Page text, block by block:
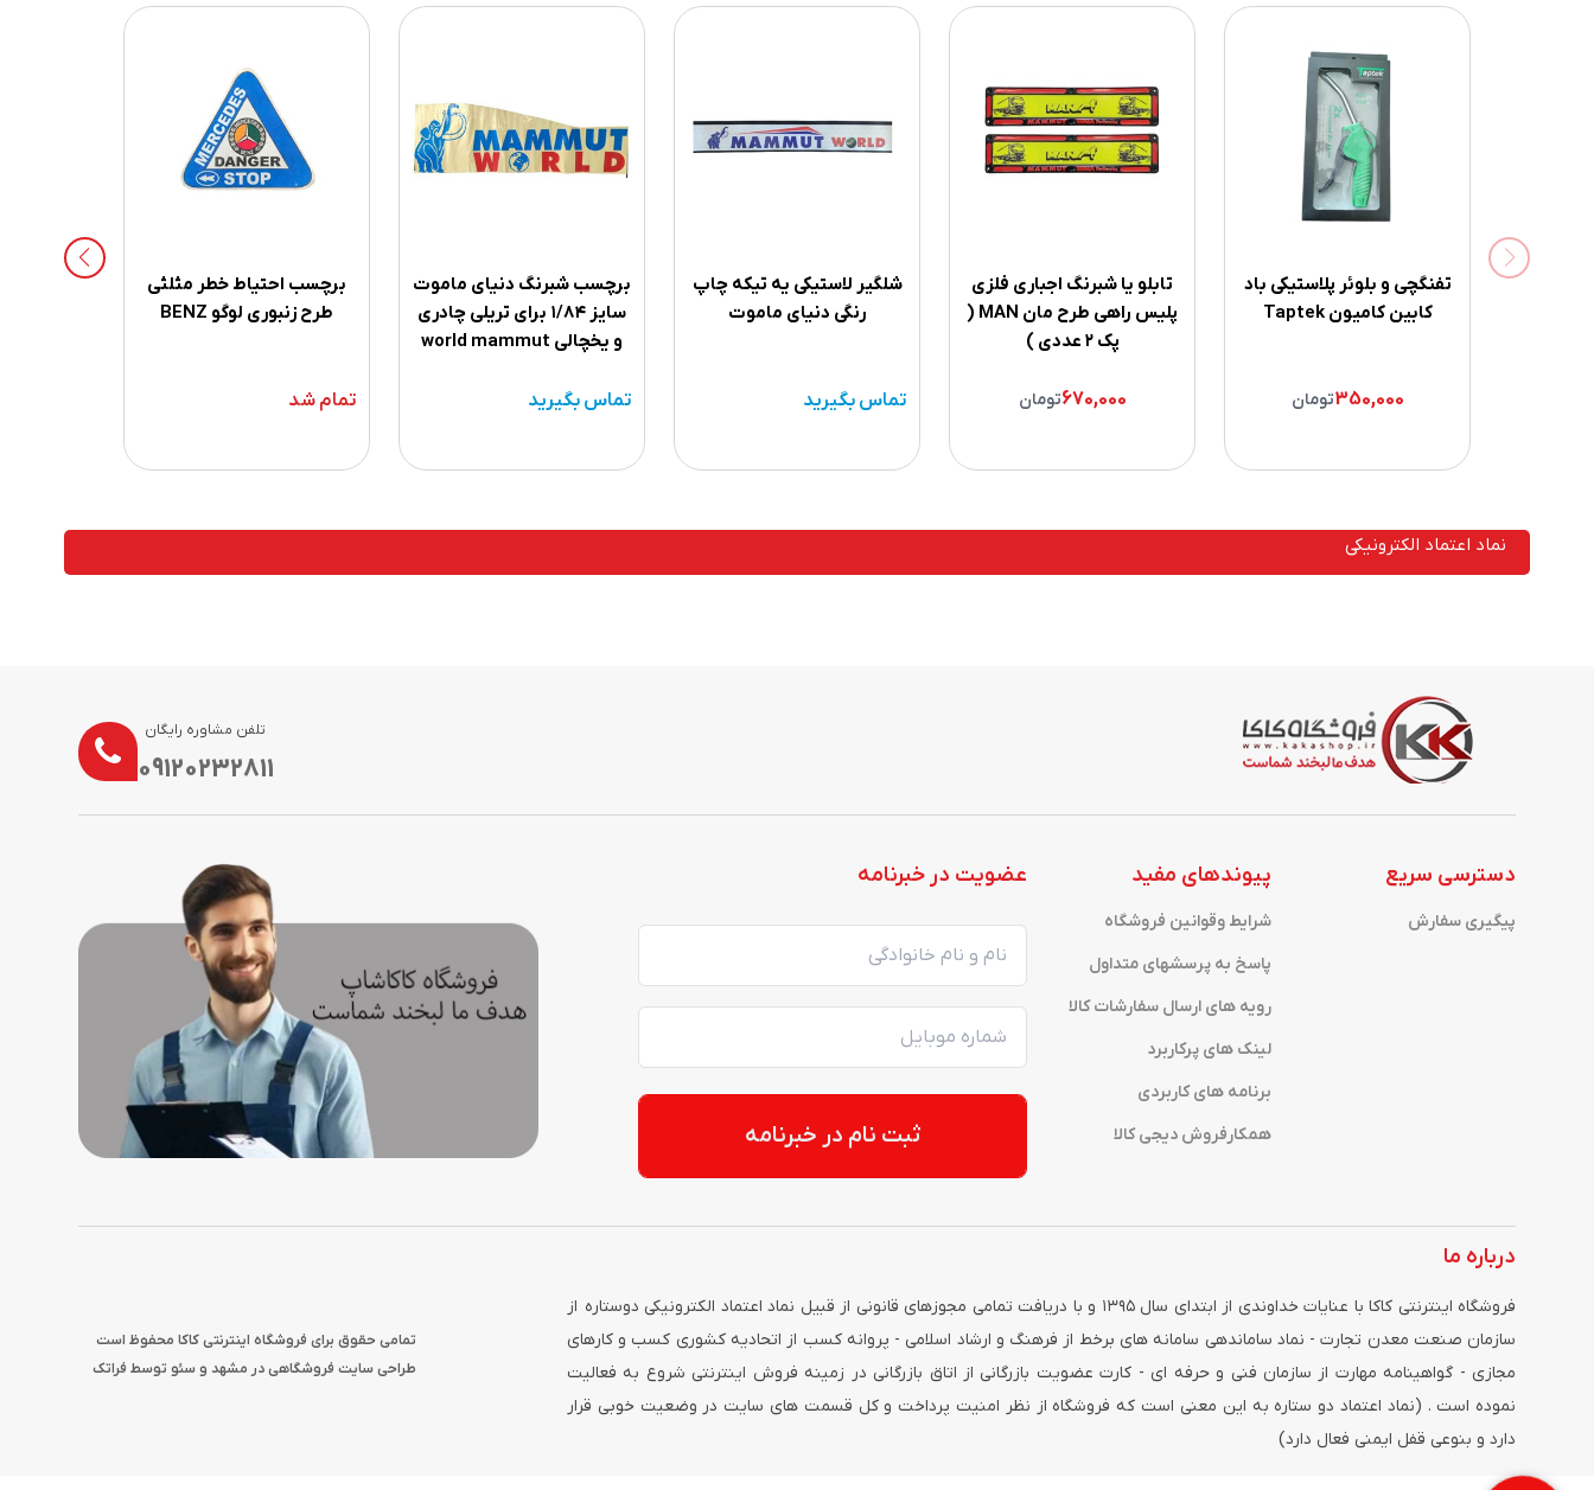
تفنگچی و بلوئر پلاستیکی باد
کابین کامیون Taptek
350,000تومان
تابلو یا شبرنگ اجباری فلزی
پلیس راهی طرح مان MAN (
پک ۲ عددی )
670,000تومان
شلگیر لاستیکی یه تیکه چاپ
رنگی دنیای ماموت
تماس بگیرید
برچسب شبرنگ دنیای ماموت
سایز ۱/۸۴ برای تریلی چادری
و یخچالی world mammut
تماس بگیرید
برچسب احتیاط خطر مثلثی
طرح زنبوری لوگو BENZ
تمام شد
نماد اعتماد الکترونیکی
تلفن مشاوره رایگان
09120232811
دسترسی سریع
پیگیری سفارش
پیوندهای مفید
شرایط وقوانین فروشگاه
پاسخ به پرسشهای متداول
رویه های ارسال سفارشات کالا
لینک های پرکاربرد
برنامه های کاربردی
همکارفروش دیجی کالا
عضویت در خبرنامه
ثبت نام در خبرنامه
درباره ما
فروشگاه اینترنتی کاکا با عنایات خداوندی از ابتدای سال ۱۳۹۵ و با دریافت تمامی مجوزهای قانونی از قبیل نماد اعتماد الکترونیکی دوستاره از
سازمان صنعت معدن تجارت - نماد ساماندهی سامانه های برخط از فرهنگ و ارشاد اسلامی - پروانه کسب از اتحادیه کشوری کسب و کارهای
مجازی - گواهینامه مهارت از سازمان فنی و حرفه ای - کارت عضویت بازرگانی از اتاق بازرگانی در زمینه فروش اینترنتی شروع به فعالیت
نموده است . (نماد اعتماد دو ستاره به این معنی است که فروشگاه از نظر امنیت پرداخت و کل قسمت های سایت در وضعیت خوبی قرار
دارد و بنوعی قفل ایمنی فعال دارد)
تمامی حقوق برای فروشگاه اینترنتی کاکا محفوظ است
طراحی سایت فروشگاهی در مشهد وسئو توسط فراتک